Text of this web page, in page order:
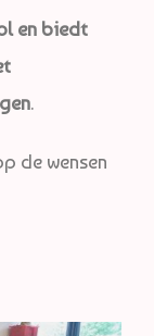
en biedt
.
de wensen